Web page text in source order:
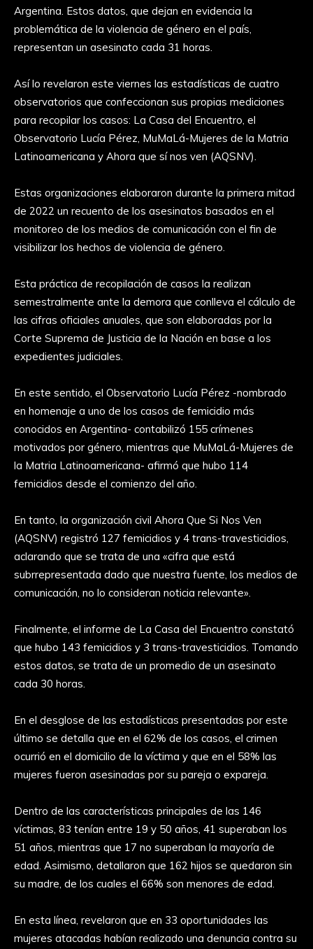
Argentina. Estos datos, que dejan en evidencia la
problemática de la violencia de género en el país,
representan un asesinato cada 31 horas.
Así lo revelaron este viernes las estadísticas de cuatro
observatorios que confeccionan sus propias mediciones
para recopilar los casos: La Casa del Encuentro, el
Observatorio Lucía Pérez, MuMaLá-Mujeres de la Matria
Latinoamericana y Ahora que sí nos ven (AQSNV).
Estas organizaciones elaboraron durante la primera mitad
de 2022 un recuento de los asesinatos basados en el
monitoreo de los medios de comunicación con el fin de
visibilizar los hechos de violencia de género.
Esta práctica de recopilación de casos la realizan
semestralmente ante la demora que conlleva el cálculo de
las cifras oficiales anuales, que son elaboradas por la
Corte Suprema de Justicia de la Nación en base a los
expedientes judiciales.
En este sentido, el Observatorio Lucía Pérez -nombrado
en homenaje a uno de los casos de femicidio más
conocidos en Argentina- contabilizó 155 crímenes
motivados por género, mientras que MuMaLá-Mujeres de
la Matria Latinoamericana- afirmó que hubo 114
femicidios desde el comienzo del año.
En tanto, la organización civil Ahora Que Si Nos Ven
(AQSNV) registró 127 femicidios y 4 trans-travesticidios,
aclarando que se trata de una «cifra que está
subrrepresentada dado que nuestra fuente, los medios de
comunicación, no lo consideran noticia relevante».
Finalmente, el informe de La Casa del Encuentro constató
que hubo 143 femicidios y 3 trans-travesticidios. Tomando
estos datos, se trata de un promedio de un asesinato
cada 30 horas.
En el desglose de las estadísticas presentadas por este
último se detalla que en el 62% de los casos, el crimen
ocurrió en el domicilio de la víctima y que en el 58% las
mujeres fueron asesinadas por su pareja o expareja.
Dentro de las características principales de las 146
víctimas, 83 tenían entre 19 y 50 años, 41 superaban los
51 años, mientras que 17 no superaban la mayoría de
edad. Asimismo, detallaron que 162 hijos se quedaron sin
su madre, de los cuales el 66% son menores de edad.
En esta línea, revelaron que en 33 oportunidades las
mujeres atacadas habían realizado una denuncia contra su